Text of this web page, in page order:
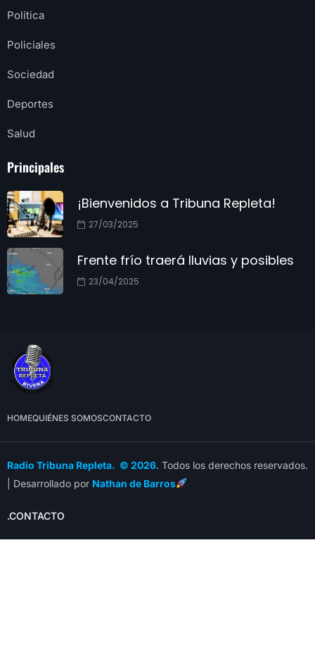
Política
Policiales
Sociedad
Deportes
Salud
Principales
¡Bienvenidos a Tribuna Repleta!
27/03/2025
Frente frío traerá lluvias y posibles
23/04/2025
HOMEQUIÉNES SOMOSCONTACTO
Radio Tribuna Repleta. © 2026. Todos los derechos reservados.
| Desarrollado por Nathan de Barros
.CONTACTO